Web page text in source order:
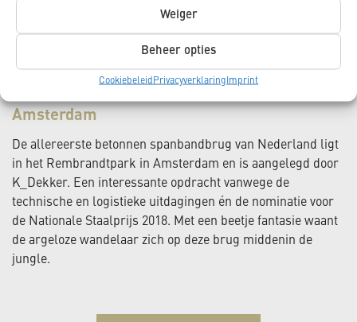
Weiger
Beheer opties
Cookiebeleid Privacyverklaring Imprint
Amsterdam
De allereerste betonnen spanbandbrug van Nederland ligt
in het Rembrandtpark in Amsterdam en is aangelegd door
K_Dekker. Een interessante opdracht vanwege de
technische en logistieke uitdagingen én de nominatie voor
de Nationale Staalprijs 2018. Met een beetje fantasie waant
de argeloze wandelaar zich op deze brug middenin de
jungle.